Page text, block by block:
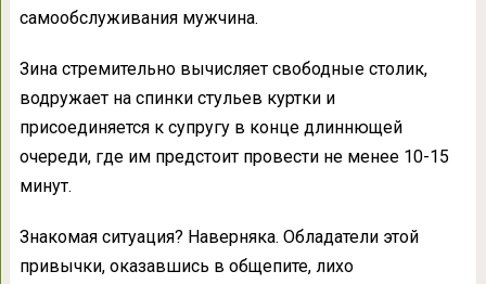
самообслуживания мужчина.
Зина стремительно вычисляет свободные столик,
водружает на спинки стульев куртки и
присоединяется к супругу в конце длиннющей
очереди, где им предстоит провести не менее 10-15
минут.
Знакомая ситуация? Наверняка. Обладатели этой
привычки, оказавшись в общепите, лихо